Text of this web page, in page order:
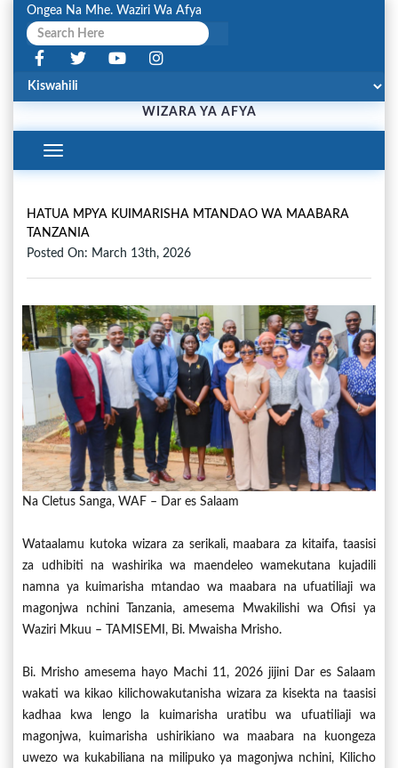
Ongea Na Mhe. Waziri Wa Afya
WIZARA YA AFYA
Toggle
Navigation
HATUA MPYA KUIMARISHA MTANDAO WA MAABARA
TANZANIA
Posted On: March 13th, 2026
Na Cletus Sanga, WAF – Dar es Salaam
Wataalamu kutoka wizara za serikali, maabara za kitaifa, taasisi
za udhibiti na washirika wa maendeleo wamekutana kujadili
namna ya kuimarisha mtandao wa maabara na ufuatiliaji wa
magonjwa nchini Tanzania, amesema Mwakilishi wa Ofisi ya
Waziri Mkuu – TAMISEMI, Bi. Mwaisha Mrisho.
Bi. Mrisho amesema hayo Machi 11, 2026 jijini Dar es Salaam
wakati wa kikao kilichowakutanisha wizara za kisekta na taasisi
kadhaa kwa lengo la kuimarisha uratibu wa ufuatiliaji wa
magonjwa, kuimarisha ushirikiano wa maabara na kuongeza
uwezo wa kukabiliana na milipuko ya magonjwa nchini, Kilicho